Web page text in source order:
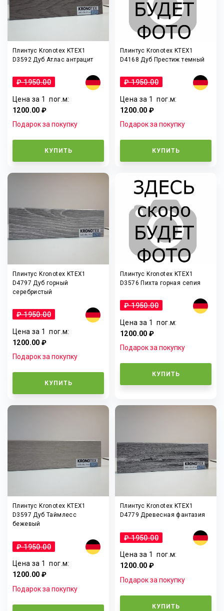
Плинтус Kronotex KTEX1
D3592 Дуб Атлас антрацит
₽ 1950.00
Цена за 1пог.м:
1200.00 ₽
Подарок за покупку
КУПИТЬ
Плинтус Kronotex KTEX1
D4168 Дуб Престиж темный
₽ 1950.00
Цена за 1пог.м:
1200.00 ₽
Подарок за покупку
КУПИТЬ
Плинтус Kronotex KTEX1
D4797 Дуб горный
серебристый
₽ 1950.00
Цена за 1пог.м:
1200.00 ₽
Подарок за покупку
КУПИТЬ
Плинтус Kronotex KTEX1
D3576 Пихта горная сепия
₽ 1950.00
Цена за 1пог.м:
1200.00 ₽
Подарок за покупку
КУПИТЬ
Плинтус Kronotex KTEX1
D3597 Дуб Таймлесс
бежевый
₽ 1950.00
Цена за 1пог.м:
1200.00 ₽
Подарок за покупку
Плинтус Kronotex KTEX1
D4779 Древесная фантазия
₽ 1950.00
Цена за 1пог.м:
1200.00 ₽
Подарок за покупку
КУПИТЬ